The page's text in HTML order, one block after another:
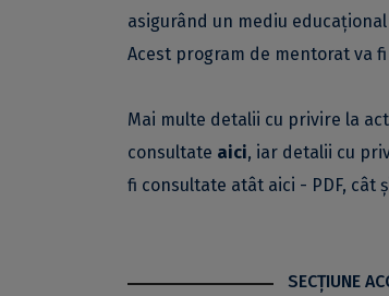
asigurând un mediu
Acest program de mentorat va
Mai multe detalii cu privire la
consultate aici, iar detalii cu
fi consultate atât aici - PDF, cât
SECŢIUNE